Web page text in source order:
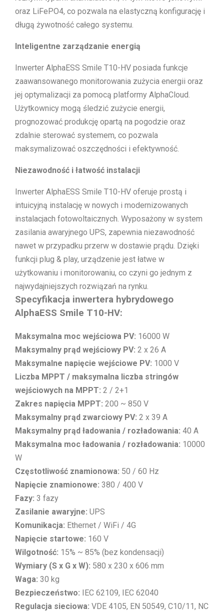
oraz LiFePO4, co pozwala na elastyczną konfigurację i
długą żywotność całego systemu.
Inteligentne zarządzanie energią
Inwerter AlphaESS Smile T10-HV posiada funkcje
zaawansowanego monitorowania zużycia energii oraz
jej optymalizacji za pomocą platformy AlphaCloud.
Użytkownicy mogą śledzić zużycie energii,
prognozować produkcję opartą na pogodzie oraz
zdalnie sterować systemem, co pozwala
maksymalizować oszczędności i efektywność.
Niezawodność i łatwość instalacji
Inwerter AlphaESS Smile T10-HV oferuje prostą i
intuicyjną instalację w nowych i modernizowanych
instalacjach fotowoltaicznych. Wyposażony w system
zasilania awaryjnego UPS, zapewnia niezawodność
nawet w przypadku przerw w dostawie prądu. Dzięki
funkcji plug & play, urządzenie jest łatwe w
użytkowaniu i monitorowaniu, co czyni go jednym z
najwydajniejszych rozwiązań na rynku.
Specyfikacja inwertera hybrydowego
AlphaESS Smile T10-HV:
Maksymalna moc wejściowa PV: 16000 W
Maksymalny prąd wejściowy PV: 2 x 26 A
Maksymalne napięcie wejściowe PV: 1000 V
Liczba MPPT / maksymalna liczba stringów
wejściowych na MPPT: 2 / 2+1
Zakres napięcia MPPT: 200 ~ 850 V
Maksymalny prąd zwarciowy PV: 2 x 39 A
Maksymalny prąd ładowania / rozładowania: 40 A
Maksymalna moc ładowania / rozładowania: 10000
W
Częstotliwość znamionowa: 50 / 60 Hz
Napięcie znamionowe: 380 / 400 V
Fazy: 3 fazy
Zasilanie awaryjne: UPS
Komunikacja: Ethernet / WiFi / 4G
Napięcie startowe: 160 V
Wilgotność: 15% ~ 85% (bez kondensacji)
Wymiary (S x G x W): 580 x 230 x 606 mm
Waga: 30 kg
Bezpieczeństwo: IEC 62109, IEC 62040
Regulacja sieciowa: VDE 4105, EN 50549, C10/11, NC